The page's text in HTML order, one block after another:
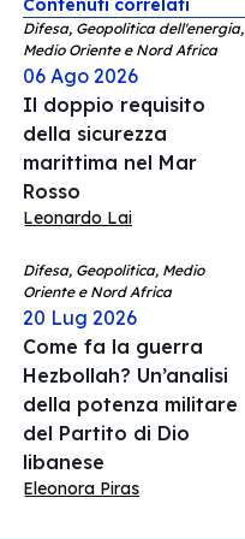
Contenuti correlati
Difesa, Geopolitica dell'energia,
Medio Oriente e Nord Africa
06 Ago 2026
Il doppio requisito
della sicurezza
marittima nel Mar
Rosso
Leonardo Lai
Difesa, Geopolitica, Medio
Oriente e Nord Africa
20 Lug 2026
Come fa la guerra
Hezbollah? Un’analisi
della potenza militare
del Partito di Dio
libanese
Eleonora Piras